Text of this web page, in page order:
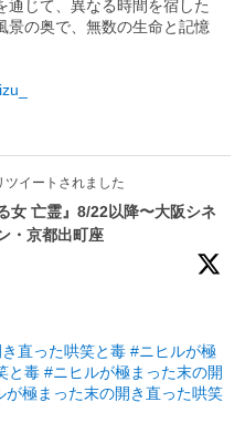
通じて、異なる時間を宿した
景の奥で、無数の生命と記憶
ツイートされました
女 亡霊』8/22以降〜大阪シネ
・京都出町座
直った哄笑と毒 #ニヒルが極
と毒 #ニヒルが極まった末の開
が極まった末の開き直った哄笑